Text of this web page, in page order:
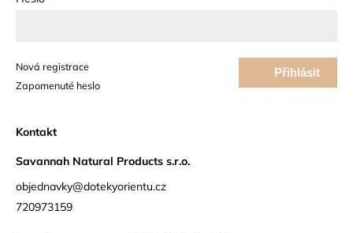
Přihlásit
Nová registrace
Zapomenuté heslo
Kontakt
Savannah Natural Products s.r.o.
objednavky@dotekyorientu.cz
720973159